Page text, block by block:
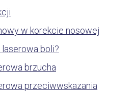
w korekcie nosowej
boli?
brzucha
przeciwwskazania